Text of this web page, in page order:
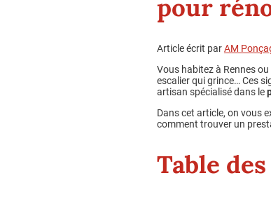
pour
Article écrit parAM
Vous habitez à Rennes
escalier qui grince… Ces
artisan spécialisé dans le
Dans cet article, on vous
comment trouver un
Table